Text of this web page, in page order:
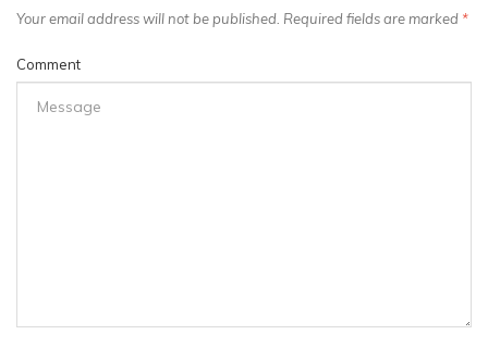
Your email address will not be published. Required fields are marked *
Comment